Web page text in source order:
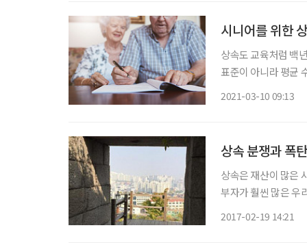
시니어를 위한
상속도 교육처럼 백
표준이 아니라 평균
2021-03-10 09:13
상속 분쟁과 폭
상속은 재산이 많은
부자가 훨씬 많은 우
2017-02-19 14:21